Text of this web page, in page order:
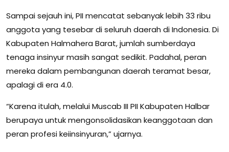
Sampai sejauh ini, PII mencatat sebanyak lebih 33 ribu
anggota yang tesebar di seluruh daerah di Indonesia. Di
Kabupaten Halmahera Barat, jumlah sumberdaya
tenaga insinyur masih sangat sedikit. Padahal, peran
mereka dalam pembangunan daerah teramat besar,
apalagi di era 4.0.
“Karena itulah, melalui Muscab III PII Kabupaten Halbar
berupaya untuk mengonsolidasikan keanggotaan dan
peran profesi keiinsinyuran,” ujarnya.